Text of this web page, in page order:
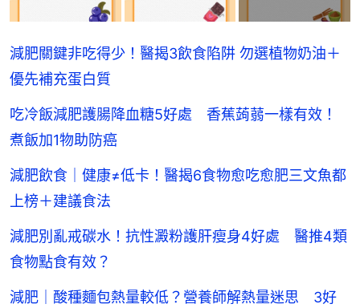
減肥關鍵非吃得少！醫揭3飲食陷阱 勿選植物奶油＋
優先補充蛋白質
吃冷飯減肥護腸降血糖5好處 香蕉蒟蒻一樣有效！
煮飯加1物助防癌
減肥飲食｜健康≠低卡！醫揭6食物愈吃愈肥三文魚都
上榜＋建議食法
減肥別亂戒碳水！抗性澱粉護肝瘦身4好處 醫推4類
食物點食有效？
減肥｜酸種麵包熱量較低？營養師解熱量迷思 3好